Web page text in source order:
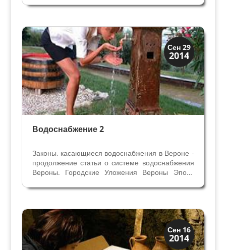
площадки, полностью открыть его не смогли.
хранения более 4 миллионов...
Сен 29
2014
Мосты Колодцы Фонтаны
Скрытая Верона
Водоснабжение 2
Законы, касающиеся водоснабжения в Вероне -
продолжение статьи о системе водоснабжения
Вероны. Городские Уложения Вероны Эпохи
себе ситуацию с водоснабжением города в XII
берега...
Сен 16
2014
Археология
История